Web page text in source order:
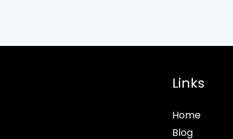
Links
Home
Blog